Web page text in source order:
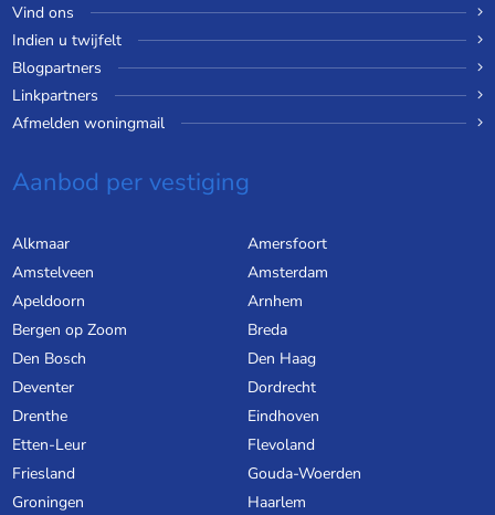
Vind ons
Indien u twijfelt
Blogpartners
Linkpartners
Afmelden woningmail
Aanbod per vestiging
Alkmaar
Amersfoort
Amstelveen
Amsterdam
Apeldoorn
Arnhem
Bergen op Zoom
Breda
Den Bosch
Den Haag
Deventer
Dordrecht
Drenthe
Eindhoven
Etten-Leur
Flevoland
Friesland
Gouda-Woerden
Groningen
Haarlem